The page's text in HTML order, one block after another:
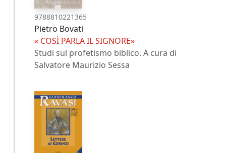
9788810221365
Pietro Bovati
« COSÌ PARLA IL SIGNORE»
Studi sul profetismo biblico. A cura di
Salvatore Maurizio Sessa